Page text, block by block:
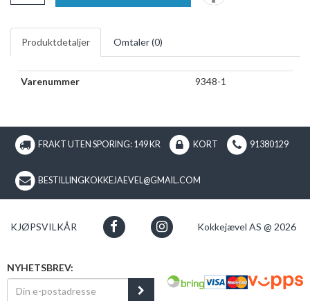
Produktdetaljer Omtaler (0)
Varenummer 9348-1
FRAKT UTEN SPORING: 149 KR KORT 91380129
BESTILLINGKOKKEJAEVEL@GMAIL.COM
KJØPSVILKÅR Kokkejævel AS @ 2026
NYHETSBREV: